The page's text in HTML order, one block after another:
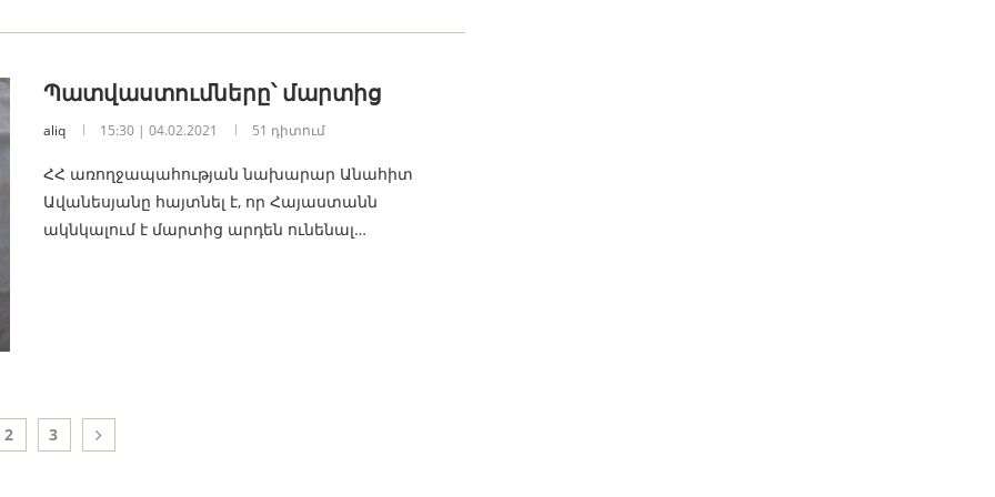
Պատվաստումները՝ մարտից
aliq 15:30 | 04.02.2021 51 դիտում
ՀՀ առողջապահության նախարար Անահիտ
Ավանեսյանը հայտնել է, որ Հայաստանն
ակնկալում է մարտից արդեն ունենալ…
2 3